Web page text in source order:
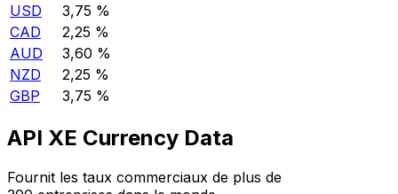
USD
3,75 %
CAD
2,25 %
AUD
3,60 %
NZD
2,25 %
GBP
3,75 %
API XE Currency Data
Fournit les taux commerciaux de plus de